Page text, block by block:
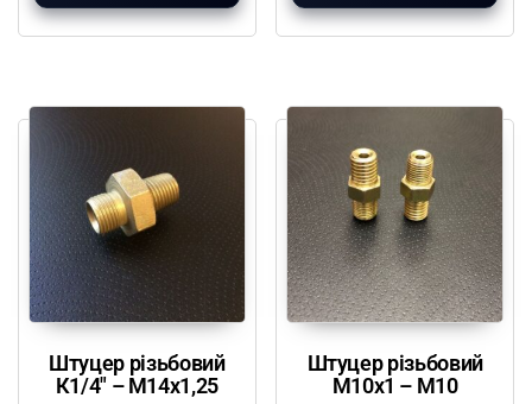
Штуцер різьбовий
К1/4″ – М14х1,25
Штуцер різьбовий
М10х1 – М10